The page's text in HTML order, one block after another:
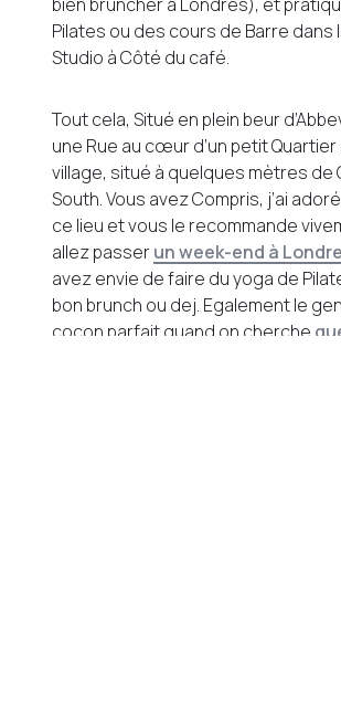
bien bruncher à Londres), et
Pilates ou des cours de Barre dans
Studio à Côté du café.
Tout cela, Situé en plein beur
une Rue au cœur d’un petit Quartier
village, situé à quelques mètres de
South. Vous avez Compris, j’ai
ce lieu et vous le recommande
allez passerun week-end à
avez envie de faire du yoga de
bon brunch ou dej. Egalement le
cocon parfait quand on cherche